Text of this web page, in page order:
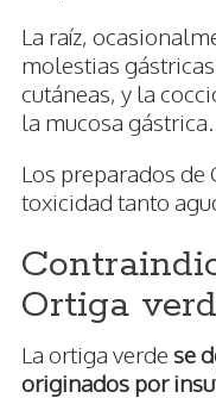
La raíz,
molestias
cutáneas, y la
la mucosa gástrica.
Los preparados de
toxicidad tanto
Ortiga
La ortiga verde se
originados por